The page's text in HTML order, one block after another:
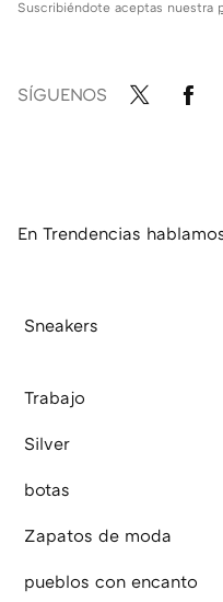
Suscribiéndote aceptas nuestra
SÍGUENOS
En Trendencias
Sneakers
Trabajo
Silver
botas
Zapatos de moda
pueblos con encanto